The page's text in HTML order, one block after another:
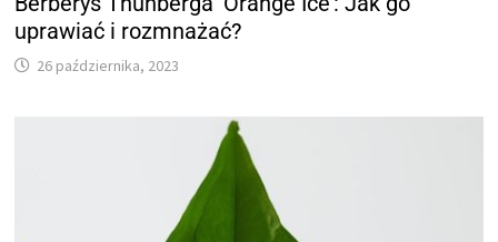
uprawiać i rozmnażać?
26 października, 2023